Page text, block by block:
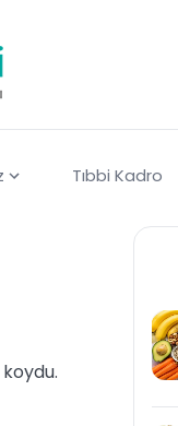
Tıbbi Kadro